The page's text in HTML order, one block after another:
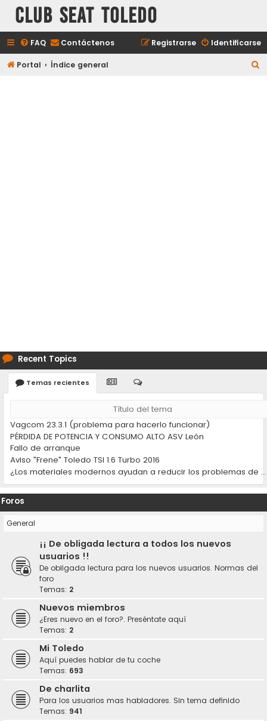
Club Seat Toledo
FAQ Contáctenos Identificarse
Registrarse
Portal Índice general
Recent Topics
Temas recientes
Título del tema
Vagcom 23.3.1 (problema para hacerlo funcionar)
PÉRDIDA DE POTENCIA Y CONSUMO ALTO ASV León
Fallo de arranque
Aviso "Frene" Toledo TSI 1.6 Turbo 2016
¿Los materiales modernos ayudan a reducir los problemas de desgaste en los coches?
Foros
General
¡¡ De obligada lectura a todos los nuevos
usuarios !!
De obligada lectura para los nuevos usuarios. Normas del
foro
Temas: 2
Nuevos miembros
¿Eres nuevo en el foro?. Preséntate aquí
Temas: 2
Mi Toledo
Aquí puedes hablar de tu coche
Temas: 693
De charlita
Para los usuarios mas habladores. Sin tema definido
Temas: 941